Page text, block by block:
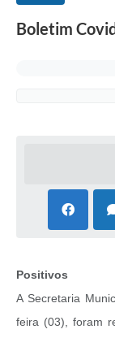
Boletim
Positivos
A Secretaria
feira (03), foram